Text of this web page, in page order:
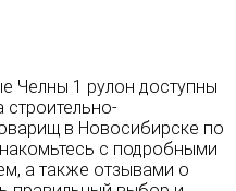
Челны 1 рулон доступны
строительно-
в Новосибирске по
с подробными
а также отзывами о